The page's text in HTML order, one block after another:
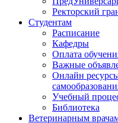
Ректорский
Студентам
Расписание
Кафедры
Оплата
Важные
Онлайн
Учебный
Библиотека
Ветеринарным